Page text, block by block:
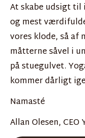
At skabe udsigt
og mest
vores klode, så af
måtterne såvel i
på stuegulvet.
kommer dårligt
Namasté
Allan Olesen, CEO